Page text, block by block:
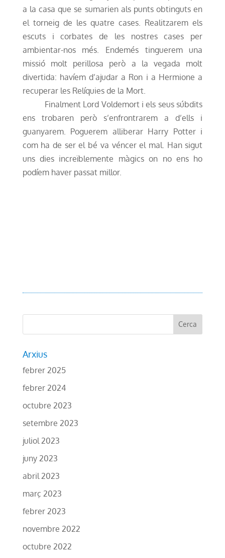
a la casa que se sumarien als punts obtinguts en
el torneig de les quatre cases. Realitzarem els
escuts i corbates de les nostres cases per
ambientar-nos més. Endemés tinguerem una
missió molt perillosa però a la vegada molt
divertida: havíem d’ajudar a Ron i a Hermione a
recuperar les Relíquies de la Mort.
Finalment Lord Voldemort i els seus súbdits
ens trobaren però s’enfrontrarem a d’ells i
guanyarem. Poguerem alliberar Harry Potter i
com ha de ser el bé va véncer el mal. Han sigut
uns dies increïblemente màgics on no ens ho
podíem haver passat millor.
Arxius
febrer 2025
febrer 2024
octubre 2023
setembre 2023
juliol 2023
juny 2023
abril 2023
març 2023
febrer 2023
novembre 2022
octubre 2022